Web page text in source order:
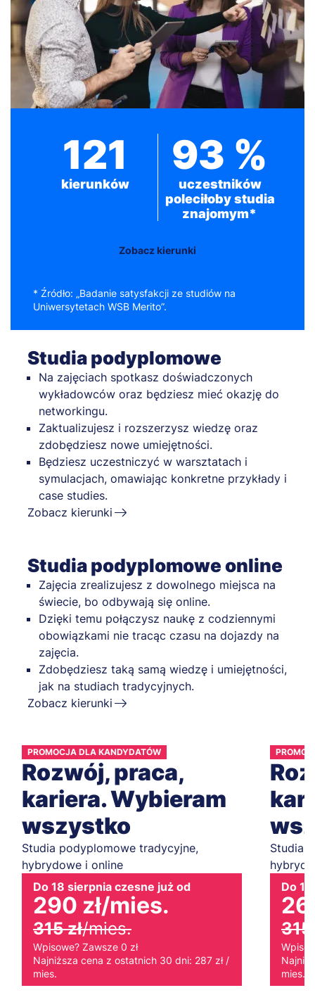
121
kierunków
93 %
uczestników
poleciłoby studia
znajomym*
Zobacz kierunki
* Źródło: „Badanie satysfakcji ze studiów na
Uniwersytetach WSB Merito”.
Studia podyplomowe
Na zajęciach spotkasz doświadczonych
wykładowców oraz będziesz mieć okazję do
networkingu.
Zaktualizujesz i rozszerzysz wiedzę oraz
zdobędziesz nowe umiejętności.
Będziesz uczestniczyć w warsztatach i
symulacjach, omawiając konkretne przykłady i
case studies.
Zobacz kierunki
Studia podyplomowe online
Zajęcia zrealizujesz z dowolnego miejsca na
świecie, bo odbywają się online.
Dzięki temu połączysz naukę z codziennymi
obowiązkami nie tracąc czasu na dojazdy na
zajęcia.
Zdobędziesz taką samą wiedzę i umiejętności,
jak na studiach tradycyjnych.
Zobacz kierunki
PROMOCJA DLA KANDYDATÓW
Rozwój, praca,
kariera. Wybieram
wszystko
Studia podyplomowe tradycyjne,
hybrydowe i online
Do 18 sierpnia czesne już od
290 zł/mies.
315 zł/mies.
Wpisowe? Zawsze 0 zł
Najniższa cena z ostatnich 30 dni: 287 zł /
mies.
Studia
Do
315
mies.